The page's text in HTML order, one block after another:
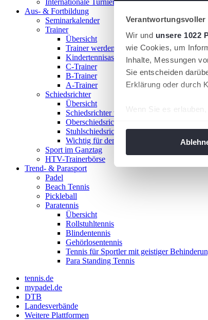
Verantwortungsvoller
Wir und unsere 1022
wie Cookies, um
Inhalte, Messungen
Sie entscheiden
Erklärung oder durch
Wenn Sie es
angepasst werden.
Internationale Turniere
Aus- & Fortbildung
Seminarkalender
Trainer
Übersicht
Trainer werden!
Kindertennisassistent
C-Trainer
B-Trainer
A-Trainer
Schiedsrichter
Übersicht
Schiedsrichter werden!
Oberschiedsrichter
Stuhlschiedsrichter
Wichtig für den Spieltag
Sport im Ganztag
HTV-Trainerbörse
Trend- & Parasport
Padel
Beach Tennis
Pickleball
Paratennis
Übersicht
Rollstuhltennis
Blindentennis
Gehörlosentennis
Tennis für Sportler mit geistiger
Para Standing Tennis
tennis.de
mypadel.de
DTB
Landesverbände
Weitere Plattformen